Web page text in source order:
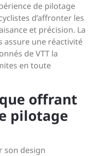
de pilotage
d’affronter les
et précision. La
assure une réactivité
de VTT la
en toute
offrant
pilotage
son design